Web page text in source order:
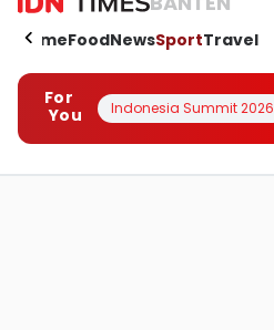
HomeFoodNewsSportTravel
For
You
Indonesia Summit 2026